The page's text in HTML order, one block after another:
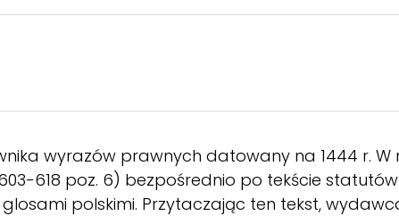
wyrazów prawnych datowany na 1444 r.
603-618 poz. 6) bezpośrednio po tekście
glosami polskimi. Przytaczając ten tekst,